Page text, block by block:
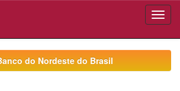
do Nordeste do Brasil